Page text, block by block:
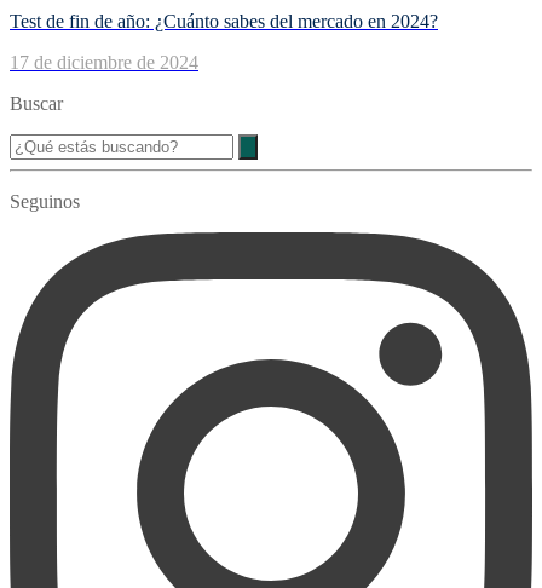
Test de fin de año: ¿Cuánto sabes del mercado en 2024?
17 de diciembre de 2024
Buscar
Seguinos